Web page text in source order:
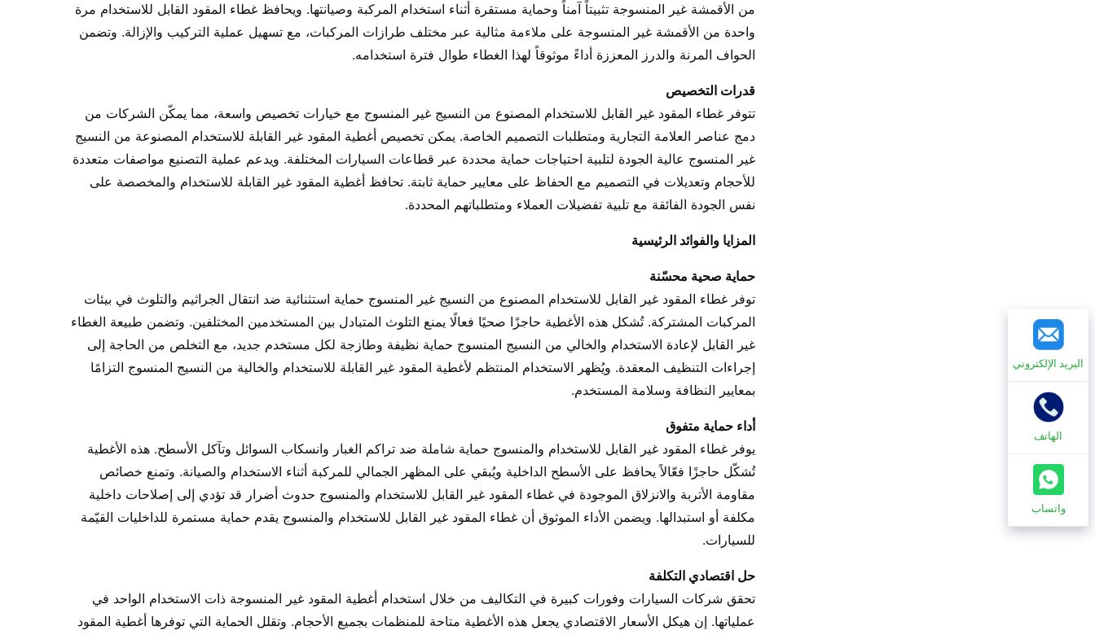
من الأقمشة غير المنسوجة تثبيتاً آمناً وحماية مستقرة أثناء استخدام المركبة وصيانتها. ويحافظ غطاء المقود القابل للاستخدام مرة
واحدة من الأقمشة غير المنسوجة على ملاءمة مثالية عبر مختلف طرازات المركبات، مع تسهيل عملية التركيب والإزالة. وتضمن
الحواف المرنة والدرز المعززة أداءً موثوقاً لهذا الغطاء طوال فترة استخدامه.
قدرات التخصيص
تتوفر غطاء المقود غير القابل للاستخدام المصنوع من النسيج غير المنسوج مع خيارات تخصيص واسعة، مما يمكّن الشركات من
دمج عناصر العلامة التجارية ومتطلبات التصميم الخاصة. يمكن تخصيص أغطية المقود غير القابلة للاستخدام المصنوعة من النسيج
غير المنسوج عالية الجودة لتلبية احتياجات حماية محددة عبر قطاعات السيارات المختلفة. ويدعم عملية التصنيع مواصفات متعددة
للأحجام وتعديلات في التصميم مع الحفاظ على معايير حماية ثابتة. تحافظ أغطية المقود غير القابلة للاستخدام والمخصصة على
نفس الجودة الفائقة مع تلبية تفضيلات العملاء ومتطلباتهم المحددة.
المزايا والفوائد الرئيسية
حماية صحية محسّنة
توفر غطاء المقود غير القابل للاستخدام المصنوع من النسيج غير المنسوج حماية استثنائية ضد انتقال الجراثيم والتلوث في بيئات
المركبات المشتركة. تُشكل هذه الأغطية حاجزًا صحيًا فعالًا يمنع التلوث المتبادل بين المستخدمين المختلفين. وتضمن طبيعة الغطاء
غير القابل لإعادة الاستخدام والخالي من النسيج المنسوج حماية نظيفة وطازجة لكل مستخدم جديد، مع التخلص من الحاجة إلى
إجراءات التنظيف المعقدة. ويُظهر الاستخدام المنتظم لأغطية المقود غير القابلة للاستخدام والخالية من النسيج المنسوج التزامًا
بمعايير النظافة وسلامة المستخدم.
أداء حماية متفوق
يوفر غطاء المقود غير القابل للاستخدام والمنسوج حماية شاملة ضد تراكم الغبار وانسكاب السوائل وتآكل الأسطح. هذه الأغطية
تُشكّل حاجزًا فعّالاً يحافظ على الأسطح الداخلية ويُبقي على المظهر الجمالي للمركبة أثناء الاستخدام والصيانة. وتمنع خصائص
مقاومة الأتربة والانزلاق الموجودة في غطاء المقود غير القابل للاستخدام والمنسوج حدوث أضرار قد تؤدي إلى إصلاحات داخلية
مكلفة أو استبدالها. ويضمن الأداء الموثوق أن غطاء المقود غير القابل للاستخدام والمنسوج يقدم حماية مستمرة للداخليات القيّمة
للسيارات.
حل اقتصادي التكلفة
تحقق شركات السيارات وفورات كبيرة في التكاليف من خلال استخدام أغطية المقود غير المنسوجة ذات الاستخدام الواحد في
عملياتها. إن هيكل الأسعار الاقتصادي يجعل هذه الأغطية متاحة للمنظمات بجميع الأحجام. وتقلل الحماية التي توفرها أغطية المقود
البريد الإلكتروني
الهاتف
واتساب